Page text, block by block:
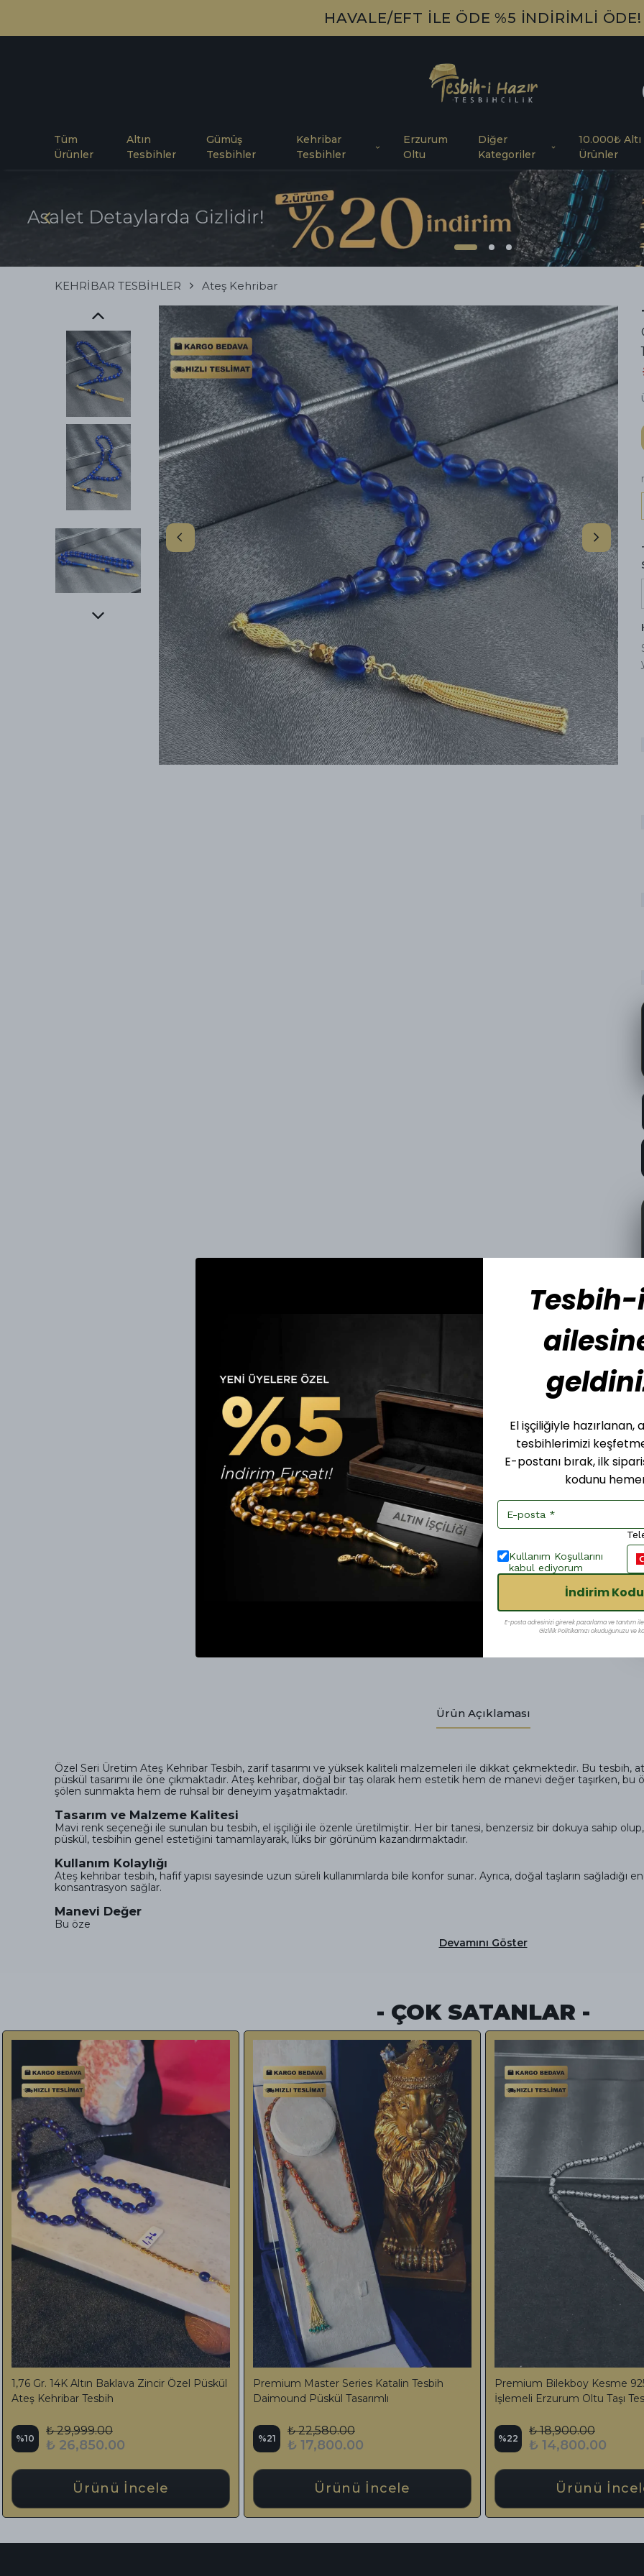
HAVALE/EFT İLE ÖDE %5 İNDİRİMLİ ÖDE!
Tüm
Ürünler
Altın
Tesbihler
Gümüş
Tesbihler
Kehribar
Tesbihler
Erzurum
Oltu
Diğer
Kategoriler
10.000₺ Altı
Ürünler
KEHRİBAR TESBİHLER Ateş Kehribar
Ürün Açıklaması
Özel Seri Üretim Ateş Kehribar Tesbih, zarif tasarımı ve yüksek kaliteli malzemeleri ile dikkat çekmektedir. Bu tesbih,
püskül tasarımı ile öne çıkmaktadır. Ateş kehribar, doğal bir taş olarak hem estetik hem de manevi değer taşırken, bu
şölen sunmakta hem de ruhsal bir deneyim yaşatmaktadır.
Tasarım ve Malzeme Kalitesi
Mavi renk seçeneği ile sunulan bu tesbih, el işçiliği ile özenle üretilmiştir. Her bir tanesi, benzersiz bir dokuya sahip olup,
püskül, tesbihin genel estetiğini tamamlayarak, lüks bir görünüm kazandırmaktadır.
Kullanım Kolaylığı
Ateş kehribar tesbih, hafif yapısı sayesinde uzun süreli kullanımlarda bile konfor sunar. Ayrıca, doğal taşların
konsantrasyon sağlar.
Manevi Değer
Bu öze
Devamını Göster
- ÇOK SATANLAR -
Kesme Ateş Kehribar Kesme Tesbih 3 Hilal
Özel Bozkurt Tasarımlı Püskül
%36
₺ 5,970.00
₺ 3,850.00
Ürünü İncele
Kesme Hareli Sıkma Kehribar Tesbih Özel
Tasarım Ağır Püsküllü
%27
₺ 5,200.00
₺ 3,800.00
Ürünü İncele
Premium İşlemeli Ateş
Ayar Gümüş Püskül
%37
₺ 26,000.00
₺ 16,500.00
Ürünü
Tesbih-
El işçiliğiyle hazırlanan,
tesbihlerimizi
E-postanı bırak, ilk
kodunu
Kullanım Koşullarını
kabul ediyorum
İndirim
E-posta adresinizi girerek pazarlama ve tanıtım
Gizlilik Politikamızı okuduğunuzu ve